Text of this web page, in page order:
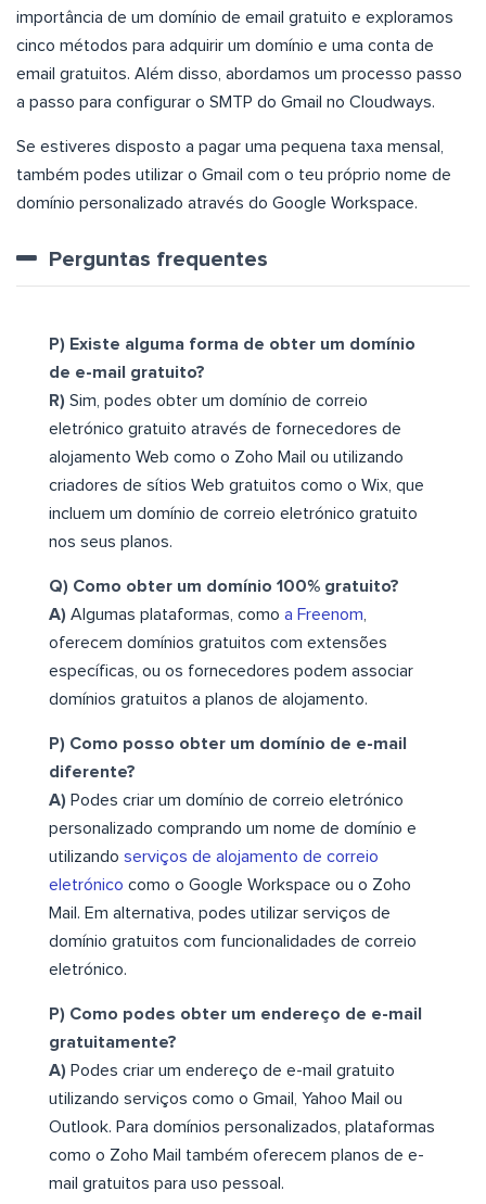
importância de um domínio de email gratuito e exploramos
cinco métodos para adquirir um domínio e uma conta de
email gratuitos. Além disso, abordamos um processo passo
a passo para configurar o SMTP do Gmail no Cloudways.
Se estiveres disposto a pagar uma pequena taxa mensal,
também podes utilizar o Gmail com o teu próprio nome de
domínio personalizado através do Google Workspace.
Perguntas frequentes
P) Existe alguma forma de obter um domínio
de e-mail gratuito?
R) Sim, podes obter um domínio de correio
eletrónico gratuito através de fornecedores de
alojamento Web como o Zoho Mail ou utilizando
criadores de sítios Web gratuitos como o Wix, que
incluem um domínio de correio eletrónico gratuito
nos seus planos.
Q) Como obter um domínio 100% gratuito?
A) Algumas plataformas, como a Freenom,
oferecem domínios gratuitos com extensões
específicas, ou os fornecedores podem associar
domínios gratuitos a planos de alojamento.
P) Como posso obter um domínio de e-mail
diferente?
A) Podes criar um domínio de correio eletrónico
personalizado comprando um nome de domínio e
utilizando serviços de alojamento de correio
eletrónico como o Google Workspace ou o Zoho
Mail. Em alternativa, podes utilizar serviços de
domínio gratuitos com funcionalidades de correio
eletrónico.
P) Como podes obter um endereço de e-mail
gratuitamente?
A) Podes criar um endereço de e-mail gratuito
utilizando serviços como o Gmail, Yahoo Mail ou
Outlook. Para domínios personalizados, plataformas
como o Zoho Mail também oferecem planos de e-
mail gratuitos para uso pessoal.